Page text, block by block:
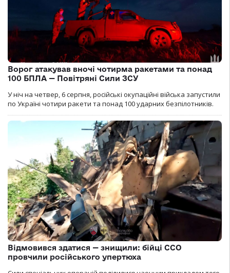
Ворог атакував вночі чотирма ракетами та понад
100 БПЛА — Повітряні Сили ЗСУ
У ніч на четвер, 6 серпня, російські окупаційні війська запустили
по Україні чотири ракети та понад 100 ударних безпілотників.
Відмовився здатися — знищили: бійці ССО
провчили російського упертюха